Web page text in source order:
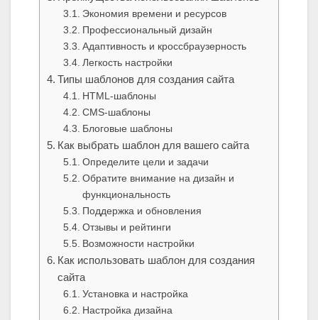
Экономия времени и ресурсов
Профессиональный дизайн
Адаптивность и кроссбраузерность
Легкость настройки
Типы шаблонов для создания сайта
HTML-шаблоны
CMS-шаблоны
Блоговые шаблоны
Как выбрать шаблон для вашего сайта
Определите цели и задачи
Обратите внимание на дизайн и
функциональность
Поддержка и обновления
Отзывы и рейтинги
Возможности настройки
Как использовать шаблон для создания
сайта
Установка и настройка
Настройка дизайна